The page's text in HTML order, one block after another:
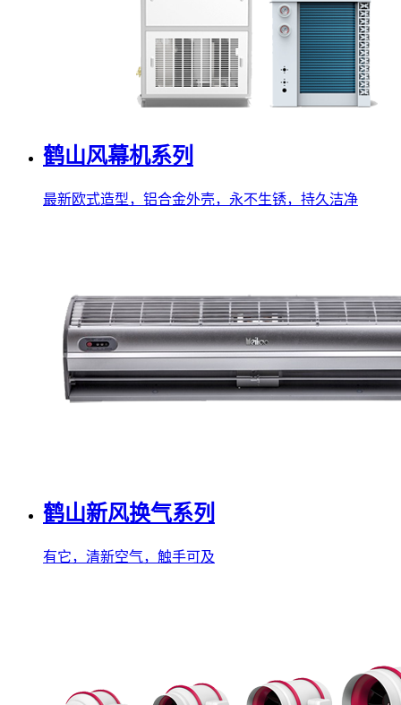
鹤山风幕机系列
最新欧式造型，铝合金外壳，永不生锈，持久洁净
鹤山新风换气系列
有它，清新空气，触手可及